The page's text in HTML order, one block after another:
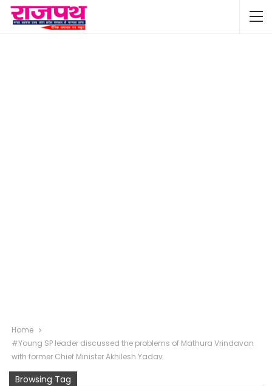
Home
#Young SP leader discussed the problems of Mathura Vrindavan
with former Chief Minister Akhilesh Yadav
Browsing Tag